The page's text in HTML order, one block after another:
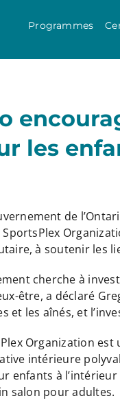
Programmes
les
de
SportsPlex
à soutenir les
cherche à
être, a déclaré
et les aînés, et
Organization
intérieure
enfants à
salon pour adultes.